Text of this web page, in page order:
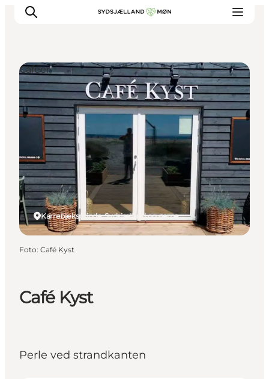
Oplev
Byer og steder
Events
Spis
Overnat
Planlæg din tur
Café Kyst
Perle ved strandkanten
Karrebæksminde, Sydsjælland og øerne
Cafeer
Foto: Café Kyst